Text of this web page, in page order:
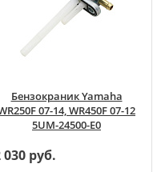
Бензокраник Yamaha
07-14, WR450F 07-12
5UM-24500-E0
030 руб.